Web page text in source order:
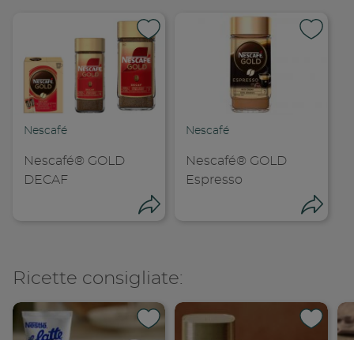
Nescafé
Nescafé® GOLD
DECAF
Nescafé
Nescafé® GOLD
Espresso
Ricette consigliate: